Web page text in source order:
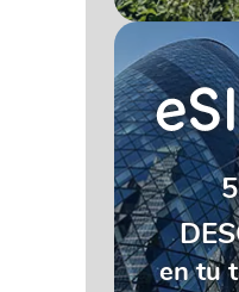
en tu